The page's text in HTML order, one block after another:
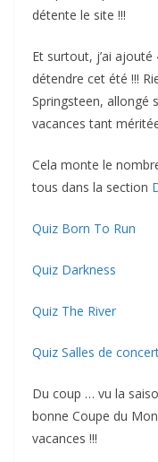
détente le site !!!
Et surtout, j’ai
détendre cet été !!!
Springsteen, allongé
vacances tant
Cela monte le
tous dans la section
Quiz Born To Run
Quiz Darkness
Quiz The River
Quiz Salles de
Du coup … vu la
bonne Coupe du
vacances !!!